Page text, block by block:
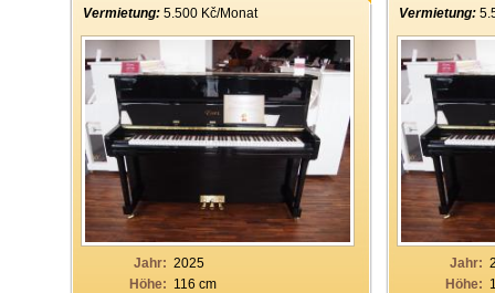
Vermietung: 5.500 Kč/Monat
Jahr: 2025
Höhe: 116 cm
Vermietung:
Jahr:
Höhe: